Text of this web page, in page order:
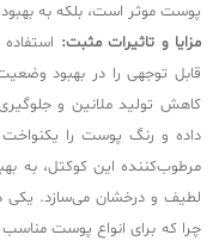
پوست موثر است، بلکه به
مزایا و تاثیرات مثبت:
قابل توجهی را در بهبود
کاهش تولید ملانین و
داده و رنگ پوست را
مرطوب‌کننده این کوکتل، به
لطیف و درخشان می‌سازد. یکی
چرا که برای انواع پوست مناسب